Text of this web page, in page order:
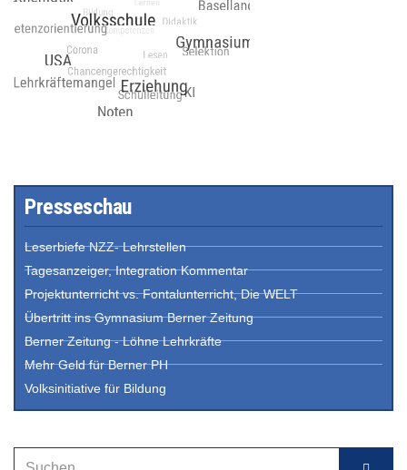
Presseschau
Leserbiefe NZZ- Lehrstellen
Tagesanzeiger, Integration Kommentar
Projektunterricht vs. Fontalunterricht, Die WELT
Übertritt ins Gymnasium Berner Zeitung
Berner Zeitung - Löhne Lehrkräfte
Mehr Geld für Berner PH
Volksinitiative für Bildung